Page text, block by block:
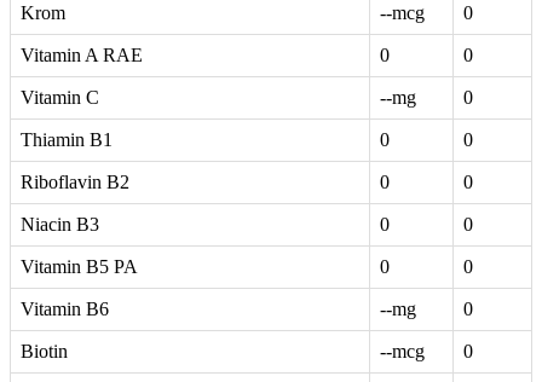
Krom --mcg 0
Vitamin A RAE 0 0
Vitamin C --mg 0
Thiamin B1 0 0
Riboflavin B2 0 0
Niacin B3 0 0
Vitamin B5 PA 0 0
Vitamin B6 --mg 0
Biotin --mcg 0